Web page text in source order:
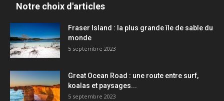
Notre choix d'articles
Fraser Island : la plus grande île de sable du
monde
5 septembre 2023
Great Ocean Road : une route entre surf,
koalas et paysages...
5 septembre 2023